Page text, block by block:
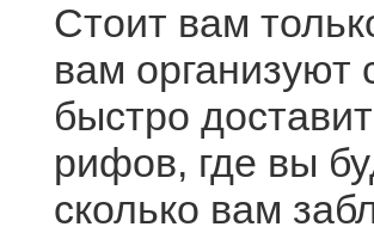
Стоит вам
вам организуют
быстро
рифов, где вы
сколько вам